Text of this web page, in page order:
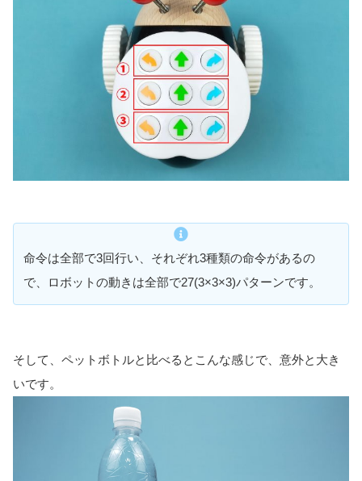
命令は全部で3回行い、それぞれ3種類の命令があるの
で、ロボットの動きは全部で27(3×3×3)パターンです。
そして、ペットボトルと比べるとこんな感じで、意外と大き
いです。